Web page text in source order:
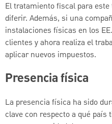
El tratamiento fiscal para
diferir. Además, si una
instalaciones físicas en los
clientes y ahora realiza el
aplicar nuevos impuestos.
Presencia física
La presencia física ha sido
clave con respecto a qué